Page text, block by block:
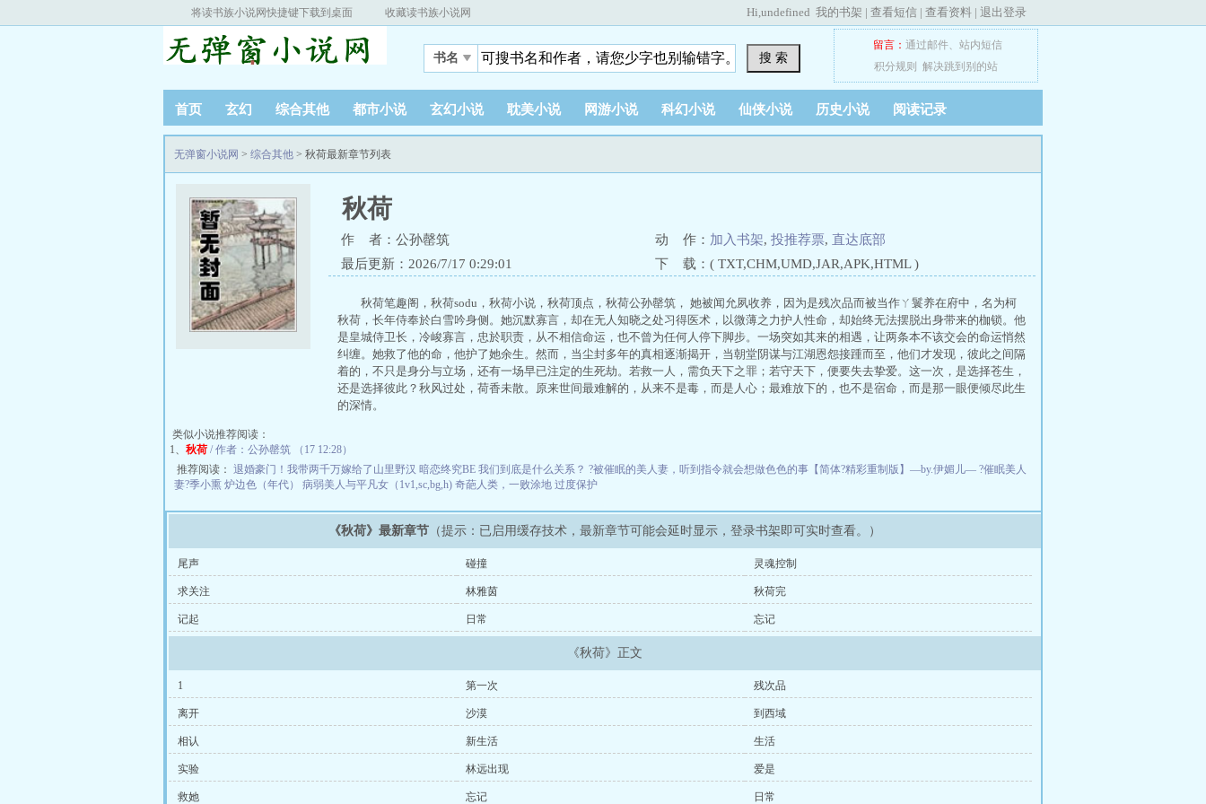
将读书族小说网快捷键下载到桌面 收藏读书族小说网 Hi,undefined 我的书架 | 查看短信 | 查看资料 | 退出登录
书名 搜 索
留言： 通过邮件、 站内短信
积分规则
解决跳到别的站
首页 玄幻 综合其他 都市小说 玄幻小说 耽美小说 网游小说 科幻小说 仙侠小说 历史小说 阅读记录
无弹窗小说网 > 综合其他 > 秋荷最新章节列表
秋荷
作 者：公孙罄筑 动 作： 加入书架, 投推荐票, 直达底部
最后更新：2026/7/17 0:29:01
下 载：( TXT,CHM,UMD,JAR,APK,HTML )
秋荷笔趣阁，秋荷sodu，秋荷小说，秋荷顶点，秋荷公孙罄筑， 她被闻允夙收养，因为是残次品而被当作ㄚ鬟养在府中，名为柯
秋荷，长年侍奉於白雪吟身侧。她沉默寡言，却在无人知晓之处习得医术，以微薄之力护人性命，却始终无法摆脱出身带来的枷锁。他
是皇城侍卫长，冷峻寡言，忠於职责，从不相信命运，也不曾为任何人停下脚步。一场突如其来的相遇，让两条本不该交会的命运悄然
纠缠。她救了他的命，他护了她余生。然而，当尘封多年的真相逐渐揭开，当朝堂阴谋与江湖恩怨接踵而至，他们才发现，彼此之间隔
着的，不只是身分与立场，还有一场早已注定的生死劫。若救一人，需负天下之罪；若守天下，便要失去挚爱。这一次，是选择苍生，
还是选择彼此？秋风过处，荷香未散。原来世间最难解的，从来不是毒，而是人心；最难放下的，也不是宿命，而是那一眼便倾尽此生
的深情。
类似小说推荐阅读：
1、 秋荷 / 作者：公孙罄筑 （17 12:28）
推荐阅读： 退婚豪门！我带两千万嫁给了山里野汉 暗恋终究BE 我们到底是什么关系？ ?被催眠的美人妻，听到指令就会想做色色的事【简体?精彩重制版】—by.伊媚儿— ?催眠美人
妻?季小熏 炉边色（年代） 病弱美人与平凡女（1v1,sc,bg,h) 奇葩人类，一败涂地 过度保护
《秋荷》最新章节 （提示：已启用缓存技术，最新章节可能会延时显示，登录书架即可实时查看。）
尾声 碰撞 灵魂控制
求关注 林雅茵 秋荷完
记起 日常 忘记
《秋荷》正文
1 第一次 残次品
离开 沙漠 到西域
相认 新生活 生活
实验 林远出现 爱是
救她 忘记 日常